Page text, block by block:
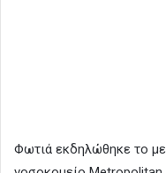
Φωτιά εκδηλώθηκε το